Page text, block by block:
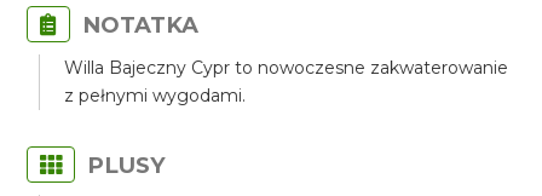
NOTATKA
Willa Bajeczny Cypr to nowoczesne zakwaterowanie
z pełnymi wygodami.
PLUSY